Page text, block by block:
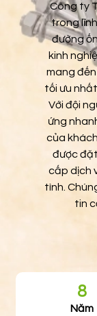
Công ty
trong
đường
kinh
mang
tối ưu
Với đội
ứng
của
được
cấp dịch
tình.
tin
8
Năm